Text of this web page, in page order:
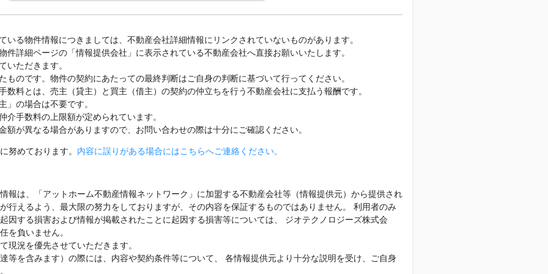
いる物件情報につきましては、不動産会社詳細情報にリンクされていないものがあります。
件詳細ページの「情報提供会社」に表示されている不動産会社へ直接お願いいたします。
いただきます。
ものです。物件の契約にあたっての最終判断はご自身の判断に基づいて行ってください。
数料とは、売主（貸主）と買主（借主）の契約の仲立ちを行う不動産会社に支払う報酬です。
の場合は不要です。
介手数料の上限額が定められています。
額が異なる場合がありますので、お問い合わせの際は十分にご確認ください。
努めております。 内容に誤りがある場合にはこちらへご連絡ください。
報は、「アットホーム不動産情報ネットワーク」に加盟する不動産会社等（情報提供元）から提供され
行えるよう、最大限の努力をしておりますが、その内容を保証するものではありません。 利用者のみ
因する損害および情報が掲載されたことに起因する損害等については、 ジオテクノロジーズ株式会
を負いません。
現況を優先させていただきます。
等を含みます）の際には、内容や契約条件等について、 各情報提供元より十分な説明を受け、ご自身